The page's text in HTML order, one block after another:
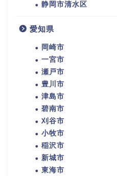
静岡市清水区
愛知県
岡崎市
一宮市
瀬戸市
豊川市
津島市
碧南市
刈谷市
小牧市
稲沢市
新城市
東海市